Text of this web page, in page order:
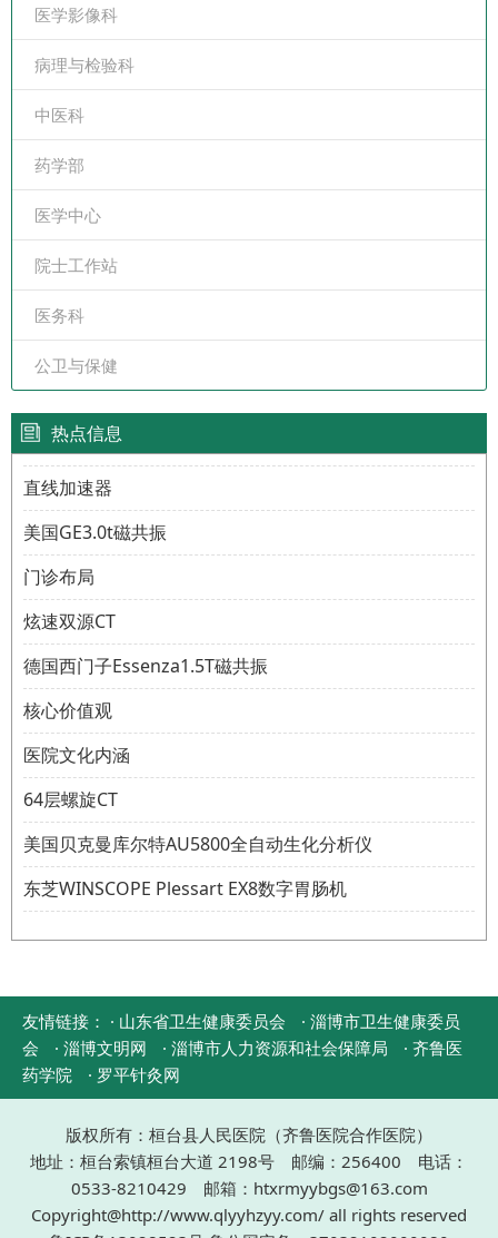
医学影像科
病理与检验科
中医科
药学部
医学中心
院士工作站
医务科
公卫与保健
热点信息
直线加速器
美国GE3.0t磁共振
门诊布局
炫速双源CT
德国西门子Essenza1.5T磁共振
核心价值观
医院文化内涵
64层螺旋CT
美国贝克曼库尔特AU5800全自动生化分析仪
东芝WINSCOPE Plessart EX8数字胃肠机
友情链接： · 山东省卫生健康委员会
· 淄博市卫生健康委员
会
· 淄博文明网 · 淄博市人力资源和社会保障局
· 齐鲁医
药学院
· 罗平针灸网
版权所有：桓台县人民医院（齐鲁医院合作医院）
地址：桓台索镇桓台大道 2198号 邮编：256400 电话：
0533-8210429 邮箱：htxrmyybgs@163.com
Copyright@http://www.qlyyhzyy.com/ all rights reserved